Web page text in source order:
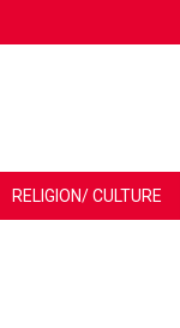
RELIGION/ CULTURE